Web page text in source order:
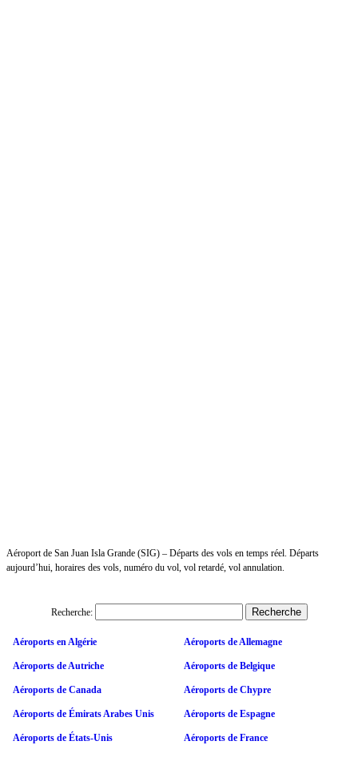
Aéroport de San Juan Isla Grande (SIG) – Départs des vols en temps réel. Départs
aujourd’hui, horaires des vols, numéro du vol, vol retardé, vol annulation.
Recherche:
Aéroports en Algérie Aéroports de Allemagne
Aéroports de Autriche Aéroports de Belgique
Aéroports de Canada Aéroports de Chypre
Aéroports de Émirats Arabes Unis Aéroports de Espagne
Aéroports de États-Unis Aéroports de France